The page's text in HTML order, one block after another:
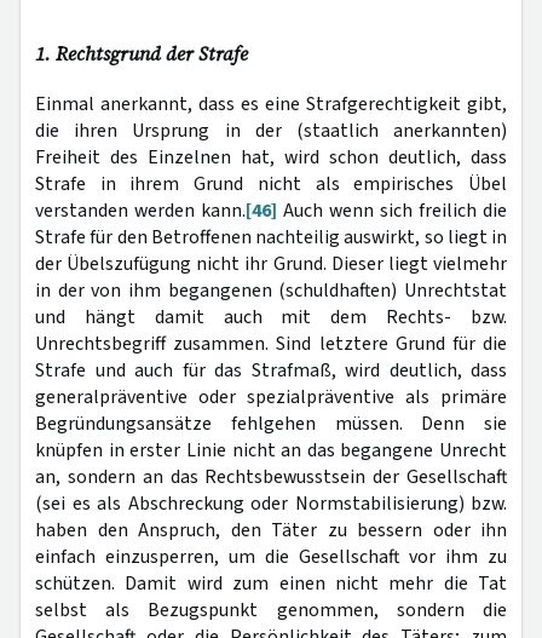
1. Rechtsgrund der Strafe
Einmal anerkannt, dass es eine Strafgerechtigkeit gibt,
die ihren Ursprung in der (staatlich anerkannten)
Freiheit des Einzelnen hat, wird schon deutlich, dass
Strafe in ihrem Grund nicht als empirisches Übel
verstanden werden kann.[46] Auch wenn sich freilich die
Strafe für den Betroffenen nachteilig auswirkt, so liegt in
der Übelszufügung nicht ihr Grund. Dieser liegt vielmehr
in der von ihm begangenen (schuldhaften) Unrechtstat
und hängt damit auch mit dem Rechts- bzw.
Unrechtsbegriff zusammen. Sind letztere Grund für die
Strafe und auch für das Strafmaß, wird deutlich, dass
generalpräventive oder spezialpräventive als primäre
Begründungsansätze fehlgehen müssen. Denn sie
knüpfen in erster Linie nicht an das begangene Unrecht
an, sondern an das Rechtsbewusstsein der Gesellschaft
(sei es als Abschreckung oder Normstabilisierung) bzw.
haben den Anspruch, den Täter zu bessern oder ihn
einfach einzusperren, um die Gesellschaft vor ihm zu
schützen. Damit wird zum einen nicht mehr die Tat
selbst als Bezugspunkt genommen, sondern die